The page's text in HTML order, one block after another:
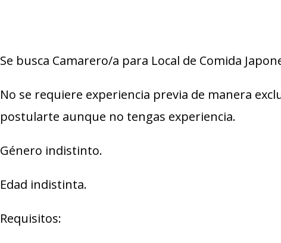
Se busca Camarero/a para Local de Comida
No se requiere experiencia previa de manera
postularte aunque no tengas experiencia.
Género indistinto.
Edad indistinta.
Requisitos: